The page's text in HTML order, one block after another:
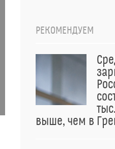
РЕКОМЕНДУЕМ
выше, чем в